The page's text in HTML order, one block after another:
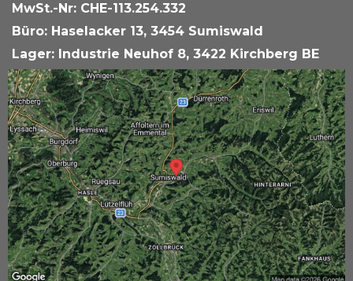
MwSt.-Nr: CHE-113.254.332
Büro: Haselacker 13, 3454 Sumiswald
Lager: Industrie Neuhof 8, 3422 Kirchberg BE